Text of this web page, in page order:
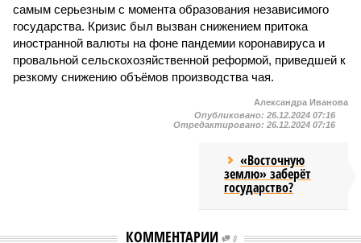
самым серьезным с момента образования независимого
государства. Кризис был вызван снижением притока
иностранной валюты на фоне пандемии коронавируса и
провальной сельскохозяйственной реформой, приведшей к
резкому снижению объёмов производства чая.
Александра Иванова
Опубликовано: 26.12.2024 07:16
Отредактировано: 26.12.2024 07:16
«Восточную
землю» заберёт
государство?
КОММЕНТАРИИ 0